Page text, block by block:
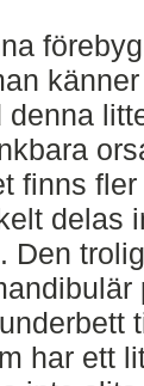
denna
finns
delas
Den
har ett